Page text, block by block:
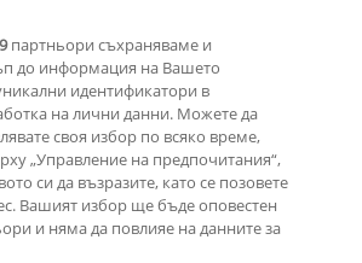
РЕКЛАМА
партньори съхраняваме и
до информация на Вашето
идентификатори в
на лични данни. Можете да
своя избор по всяко време,
„Управление на предпочитания“,
си да възразите, като се позовете
Вашият избор ще бъде оповестен
и няма да повлияе на данните за